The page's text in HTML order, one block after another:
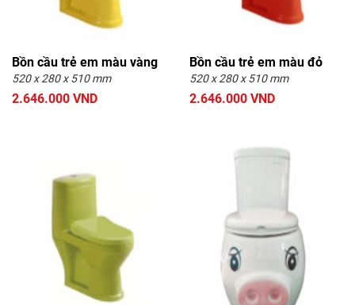
Bồn cầu trẻ em màu vàng
520 x 280 x 510 mm
2.646.000 VND
Bồn cầu trẻ em màu đỏ
520 x 280 x 510 mm
2.646.000 VND